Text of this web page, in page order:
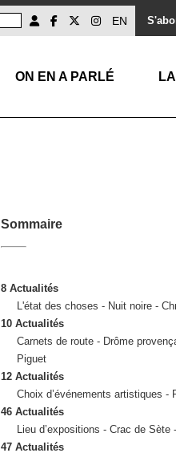
EN
ON EN A PARLÉ
Sommaire
8 Actualités
L'état des choses - Nuit noire -
10 Actualités
Carnets de route - Drôme
Piguet
12 Actualités
Choix d’événements artistiques -
46 Actualités
Lieu d’expositions - Crac de
47 Actualités